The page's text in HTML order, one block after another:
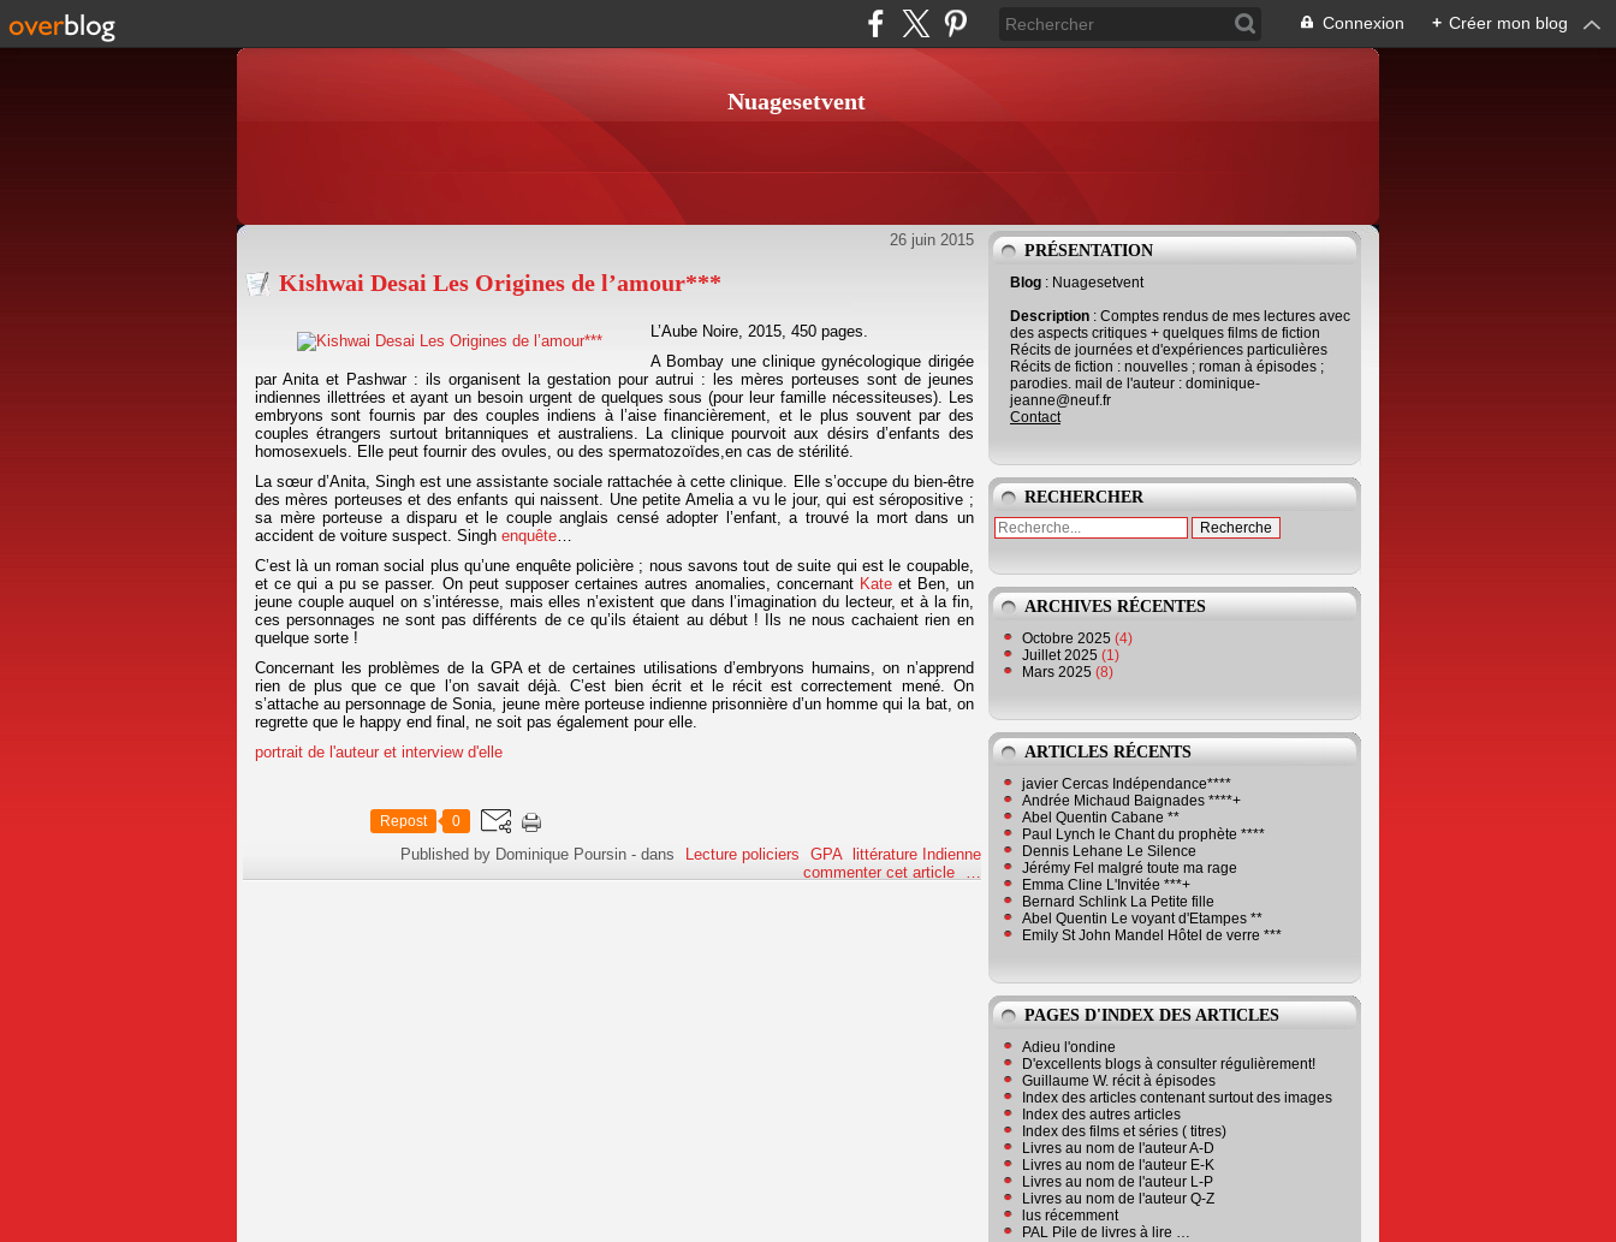
Connexion + Créer mon blog
Nuagesetvent
26 juin 2015
Kishwai Desai Les Origines de l’amour***
L’Aube Noire, 2015, 450 pages.
A Bombay une clinique gynécologique dirigée
par Anita et Pashwar : ils organisent la gestation pour autrui : les mères porteuses sont de jeunes
indiennes illettrées et ayant un besoin urgent de quelques sous (pour leur famille nécessiteuses). Les
embryons sont fournis par des couples indiens à l’aise financièrement, et le plus souvent par des
couples étrangers surtout britanniques et australiens. La clinique pourvoit aux désirs d’enfants des
homosexuels. Elle peut fournir des ovules, ou des spermatozoïdes,en cas de stérilité.
La sœur d’Anita, Singh est une assistante sociale rattachée à cette clinique. Elle s’occupe du bien-être
des mères porteuses et des enfants qui naissent. Une petite Amelia a vu le jour, qui est séropositive ;
sa mère porteuse a disparu et le couple anglais censé adopter l’enfant, a trouvé la mort dans un
accident de voiture suspect. Singh enquête…
C’est là un roman social plus qu’une enquête policière ; nous savons tout de suite qui est le coupable,
et ce qui a pu se passer. On peut supposer certaines autres anomalies, concernant Kate et Ben, un
jeune couple auquel on s’intéresse, mais elles n’existent que dans l’imagination du lecteur, et à la fin,
ces personnages ne sont pas différents de ce qu’ils étaient au début ! Ils ne nous cachaient rien en
quelque sorte !
Concernant les problèmes de la GPA et de certaines utilisations d’embryons humains, on n’apprend
rien de plus que ce que l’on savait déjà. C’est bien écrit et le récit est correctement mené. On
s’attache au personnage de Sonia, jeune mère porteuse indienne prisonnière d’un homme qui la bat, on
regrette que le happy end final, ne soit pas également pour elle.
portrait de l'auteur et interview d'elle
Repost 0
Published by Dominique Poursin -dans Lecture policiers GPA
littérature Indienne
commenter cet article
…
PRÉSENTATION
Blog : Nuagesetvent
Description : Comptes rendus de mes lectures avec
des aspects critiques + quelques films de fiction
Récits de journées et d'expériences particulières
Récits de fiction : nouvelles ; roman à épisodes ;
parodies. mail de l'auteur : dominique-
jeanne@neuf.fr
Contact
RECHERCHER
ARCHIVES RÉCENTES
Octobre 2025 (4)
Juillet 2025 (1)
Mars 2025 (8)
ARTICLES RÉCENTS
javier Cercas Indépendance****
Andrée Michaud Baignades ****+
Abel Quentin Cabane **
Paul Lynch le Chant du prophète ****
Dennis Lehane Le Silence
Jérémy Fel malgré toute ma rage
Emma Cline L'Invitée ***+
Bernard Schlink La Petite fille
Abel Quentin Le voyant d'Etampes **
Emily St John Mandel Hôtel de verre ***
PAGES D'INDEX DES ARTICLES
Adieu l'ondine
D'excellents blogs à consulter régulièrement!
Guillaume W. récit à épisodes
Index des articles contenant surtout des images
Index des autres articles
Index des films et séries ( titres)
Livres au nom de l'auteur A-D
Livres au nom de l'auteur E-K
Livres au nom de l'auteur L-P
Livres au nom de l'auteur Q-Z
lus récemment
PAL Pile de livres à lire …